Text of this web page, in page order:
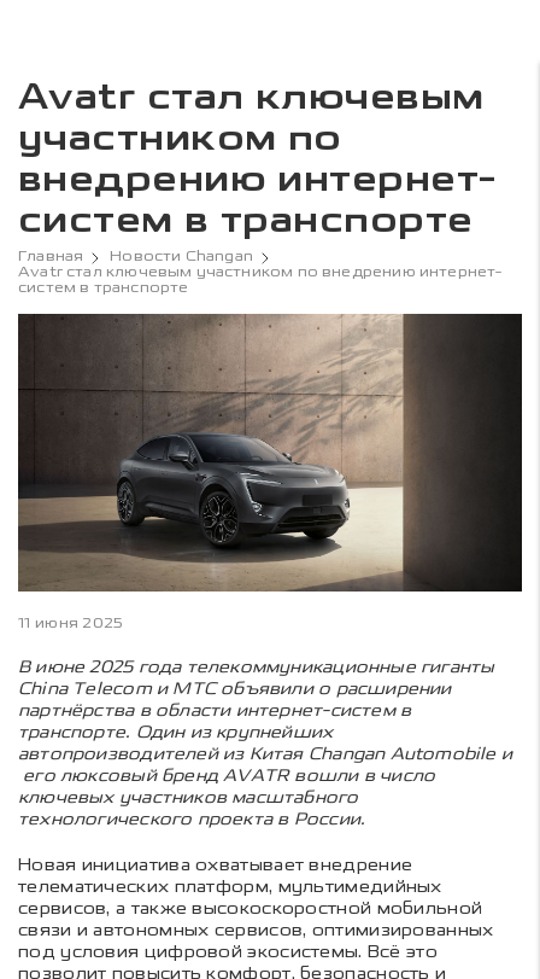
Avatr стал ключевым
участником по
внедрению интернет-
систем в транспорте
Главная
Новости Changan
Avatr стал ключевым участником по внедрению интернет-
систем в транспорте
11 июня 2025
В июне 2025 года телекоммуникационные гиганты
China Telecom и МТС объявили о расширении
партнёрства в области интернет-систем в
транспорте. Один из крупнейших
автопроизводителей из Китая Changan Automobile и
его люксовый бренд AVATR вошли в число
ключевых участников масштабного
технологического проекта в России.
Новая инициатива охватывает внедрение
телематических платформ, мультимедийных
сервисов, а также высокоскоростной мобильной
связи и автономных сервисов, оптимизированных
под условия цифровой экосистемы. Всё это
позволит повысить комфорт, безопасность и